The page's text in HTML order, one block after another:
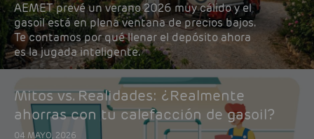
AEMET prevé un verano 2026 muy cálido y el
gasoil está en plena ventana de precios bajos.
Te contamos por qué llenar el depósito ahora
es la jugada inteligente.
Mitos vs. Realidades: ¿Realmente
ahorras con tu calefacción de gasoil?
04 MAYO, 2026